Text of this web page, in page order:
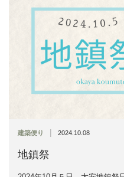
建築便り | 2024.10.08
地鎮祭